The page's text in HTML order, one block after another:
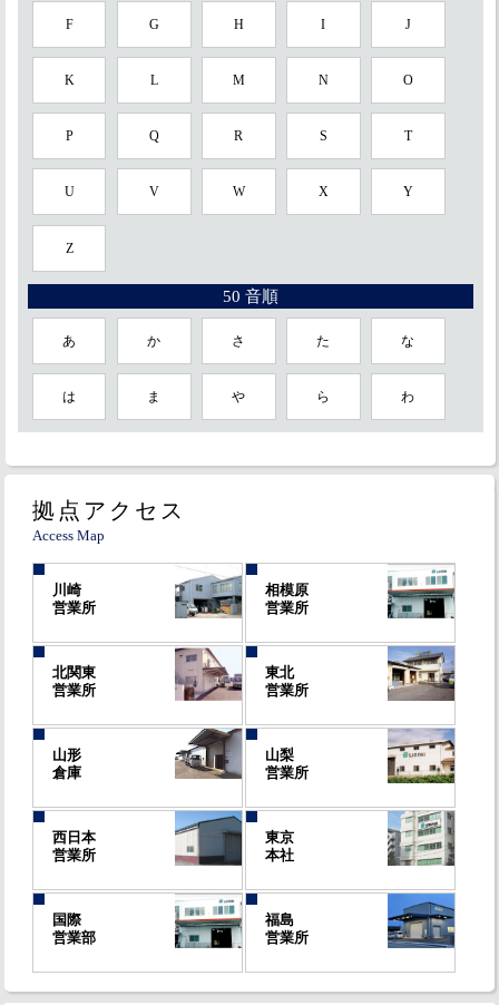
F G H I J
K L M N O
P Q R S T
U V W X Y
Z
50 音順
あ か さ た な
は ま や ら わ
拠点アクセス
Access Map
川崎
営業所
相模原
営業所
北関東
営業所
東北
営業所
山形
倉庫
山梨
営業所
西日本
営業所
東京
本社
国際
営業部
福島
営業所